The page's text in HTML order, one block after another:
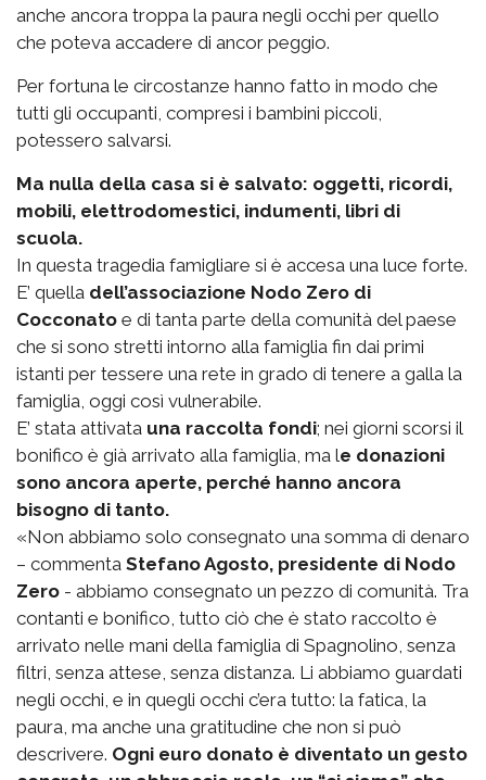
anche ancora troppa la paura negli occhi per quello
che poteva accadere di ancor peggio.
Per fortuna le circostanze hanno fatto in modo che
tutti gli occupanti, compresi i bambini piccoli,
potessero salvarsi.
Ma nulla della casa si è salvato: oggetti, ricordi,
mobili, elettrodomestici, indumenti, libri di
scuola.
In questa tragedia famigliare si è accesa una luce forte.
E’ quella dell’associazione Nodo Zero di
Cocconato e di tanta parte della comunità del paese
che si sono stretti intorno alla famiglia fin dai primi
istanti per tessere una rete in grado di tenere a galla la
famiglia, oggi così vulnerabile.
E’ stata attivata una raccolta fondi; nei giorni scorsi il
bonifico è già arrivato alla famiglia, ma le donazioni
sono ancora aperte, perché hanno ancora
bisogno di tanto.
«Non abbiamo solo consegnato una somma di denaro
– commenta Stefano Agosto, presidente di Nodo
Zero - abbiamo consegnato un pezzo di comunità. Tra
contanti e bonifico, tutto ciò che è stato raccolto è
arrivato nelle mani della famiglia di Spagnolino, senza
filtri, senza attese, senza distanza. Li abbiamo guardati
negli occhi, e in quegli occhi c’era tutto: la fatica, la
paura, ma anche una gratitudine che non si può
descrivere. Ogni euro donato è diventato un gesto